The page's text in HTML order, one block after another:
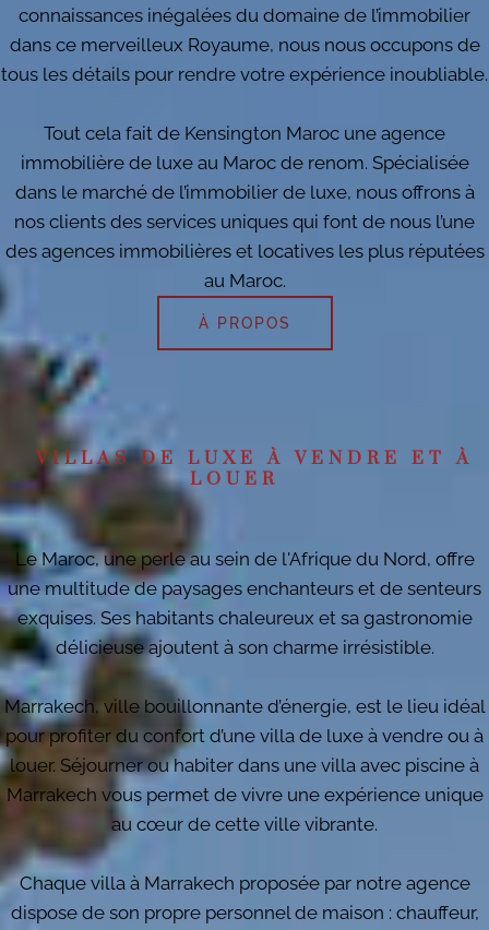
connaissances inégalées du domaine de l’immobilier
dans ce merveilleux Royaume, nous nous occupons de
tous les détails pour rendre votre expérience inoubliable.
Tout cela fait de Kensington Maroc une agence
immobilière de luxe au Maroc de renom. Spécialisée
dans le marché de l’immobilier de luxe, nous offrons à
nos clients des services uniques qui font de nous l’une
des agences immobilières et locatives les plus réputées
au Maroc.
À PROPOS
VILLAS DE LUXE À VENDRE ET À
LOUER
Le Maroc, une perle au sein de l'Afrique du Nord, offre
une multitude de paysages enchanteurs et de senteurs
exquises. Ses habitants chaleureux et sa gastronomie
délicieuse ajoutent à son charme irrésistible.
Marrakech, ville bouillonnante d’énergie, est le lieu idéal
pour profiter du confort d’une villa de luxe à vendre ou à
louer. Séjourner ou habiter dans une villa avec piscine à
Marrakech vous permet de vivre une expérience unique
au cœur de cette ville vibrante.
Chaque villa à Marrakech proposée par notre agence
dispose de son propre personnel de maison : chauffeur,